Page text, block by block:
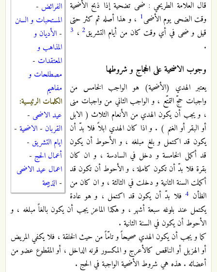
الفرائض -
المستحبات و السنن
- الأديان و
المذاهب و
المعتقدات -
مصطلحات و
مفاهيم
الكلمات الرئيسية:
عيد الاضحى -
القربان - الاضحية -
ايام التشريق -
أعمال الحج -
اعمال عيد الاضحى
- الذبيحة
قال العلامة الطريحي : ضحى تضحية إذا ذبح الأضحية
وقت الضحى يوم الأضحى1 ، و هذا أصله ثم كثر حتى
قيل و ضحى في أي وقت كان من أيام التشريق2 ، 3
.
وجوب الاضحية على الحجاج و شروطها
يعتبر الهدي (الأضحية) هو الواجب الخامس من
واجبات حجّ التمتّع ، و الواجب الثاني من واجبات منى
، و يجب أن يكون الهدي من الأنعام الثلاث ( الابل
أو البقر أو الغنم ) . و اذا كان الهدي ابلاً فلا بدّ أن
يكون قد اكتمل و بلغ مبلغه ، و الأحوط أن يكون
قد أكمل الخامسة و دخل في السادسة ، و ان كان
بقرة فلا بدّ أن تكون كاملة ، و الأحوط أن تكون قد
أكملت السنة الثانية و دخلت في الثالثة ، و ان كان من
الظأن 4فلا بدّ أن يكون قد اكتمل ، و هو عادة
يكتمل عند بلوغه سبعة أشهر ، و هكذا الماعز يجب أن يكون بالغاً مبلغه ، و
الأحوط أن يكون في السنة الثانية .
كما و يجب أن يكون الهدي صحيحاً و تامّاً من حيث الخلقة ، فلا يكفي المريض
أو الهزيل أو الناقص كالأعرج و المكسور قرنه الداخل ، أو المقطوع عضو من
أعضائه . هذه هي شروط الأضحية الواجبة في الحج .